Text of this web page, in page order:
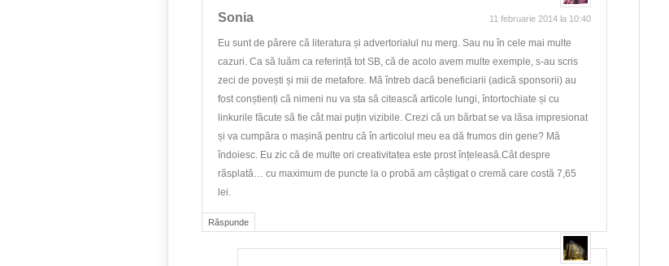
Răspunde
Sonia 11 februarie 2014 la 10:40
Eu sunt de părere că literatura și advertorialul nu merg. Sau nu în cele mai multe
cazuri. Ca să luăm ca referință tot SB, că de acolo avem multe exemple, s-au scris
zeci de povești și mii de metafore. Mă întreb dacă beneficiarii (adică sponsorii) au
fost conștienți că nimeni nu va sta să citească articole lungi, întortochiate și cu
linkurile făcute să fie cât mai puțin vizibile. Crezi că un bărbat se va lăsa impresionat
și va cumpăra o mașină pentru că în articolul meu ea dă frumos din gene? Mă
îndoiesc. Eu zic că de multe ori creativitatea este prost înțeleasă.Cât despre
răsplată… cu maximum de puncte la o probă am câștigat o cremă care costă 7,65
lei.